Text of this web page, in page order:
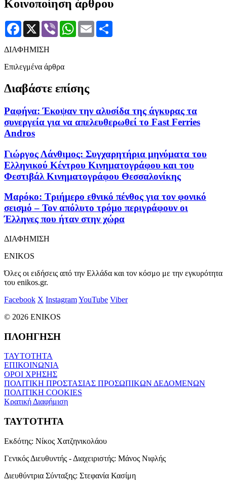
Κοινοποίηση άρθρου
Facebook
X Viber WhatsApp
Email
ΔΙΑΦΗΜΙΣΗ
Επιλεγμένα άρθρα
Διαβάστε επίσης
Ραφήνα: Έκοψαν την αλυσίδα της άγκυρας τα
συνεργεία για να απελευθερωθεί το Fast Ferries
Andros
Γιώργος Λάνθιμος: Συγχαρητήρια μηνύματα του
Ελληνικού Κέντρου Κινηματογράφου και του
Φεστιβάλ Κινηματογράφου Θεσσαλονίκης
Μαρόκο: Τριήμερο εθνικό πένθος για τον φονικό
σεισμό – Τον απόλυτο τρόμο περιγράφουν οι
Έλληνες που ήταν στην χώρα
ΔΙΑΦΗΜΙΣΗ
ENIKOS
Όλες οι ειδήσεις από την Ελλάδα και τον κόσμο με την εγκυρότητα
του enikos.gr.
Facebook X InstagramYouTube Viber
© 2026 ENIKOS
ΠΛΟΗΓΗΣΗ
ΤΑΥΤΟΤΗΤΑ
ΕΠΙΚΟΙΝΩΝΙΑ
ΟΡΟΙ ΧΡΗΣΗΣ
ΠΟΛΙΤΙΚΗ ΠΡΟΣΤΑΣΙΑΣ ΠΡΟΣΩΠΙΚΩΝ ΔΕΔΟΜΕΝΩΝ
ΠΟΛΙΤΙΚΗ COOKIES
Κρατική Διαφήμιση
ΤΑΥΤΟΤΗΤΑ
Εκδότης: Νίκος Χατζηνικολάου
Γενικός Διευθυντής - Διαχειριστής: Μάνος Νιφλής
Διευθύντρια Σύνταξης: Στεφανία Κασίμη